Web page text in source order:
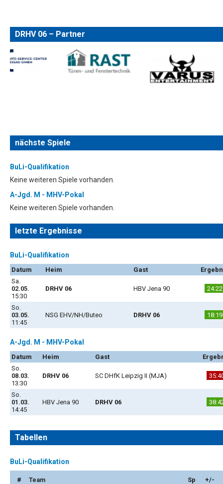
DRHV 06 – Partner
nächste Spiele
BuLi-Qualifikation
Keine weiteren Spiele vorhanden.
A-Jgd. M - MHV-Pokal
Keine weiteren Spiele vorhanden.
letzte Ergebnisse
BuLi-Qualifikation
Datum Heim Gast
Sa.
02.05.
15:30
DRHV 06 HBV Jena 90 24:22
So.
03.05.
11:45
NSG EHV/NH/Buteo DRHV 06 18:19
A-Jgd. M - MHV-Pokal
Datum Heim Gast
So.
08.03.
13:30
DRHV 06 SC DHfK Leipzig II (MJA)
So.
01.03.
14:45
HBV Jena 90 DRHV 06
Tabellen
BuLi-Qualifikation
# Team Sp +/-